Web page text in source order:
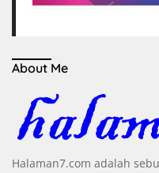
About Me
Halaman7.com adalah